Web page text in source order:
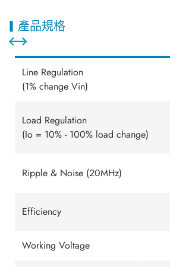
產品規格
Line Regulation
(1% change Vin)
Load Regulation
(Io = 10% - 100% load change)
Ripple & Noise (20MHz)
Efficiency
Working Voltage